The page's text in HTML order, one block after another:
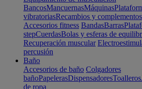
BancosMancuernasMáquinas
vibratoriasRecambios y complementos
Accesorios fitness BandasBarras
stepCuerdasBolas y esferas de
Recuperación muscular
percusión
Baño
Accesorios de baño Colgadores
bañoPapelerasDispensadoresToalleros
de ropa